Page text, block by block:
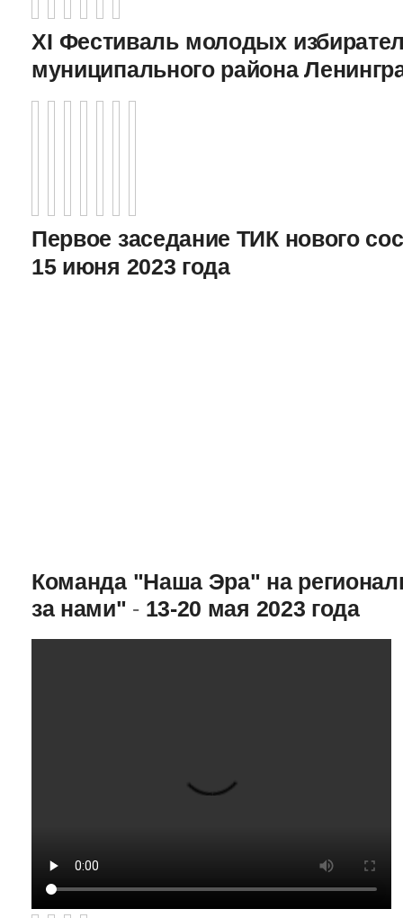
XI Фестиваль молодых
муниципального района
Первое заседание ТИК нового
15 июня 2023 года
Команда "Наша Эра" на
за нами" - 13-20 мая 2023 года